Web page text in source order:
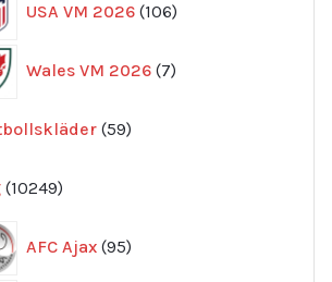
USA VM 2026 106
produkter
Wales VM 2026 7
produkter
59
produkter
10249
produkter
AFC Ajax 95
produkter